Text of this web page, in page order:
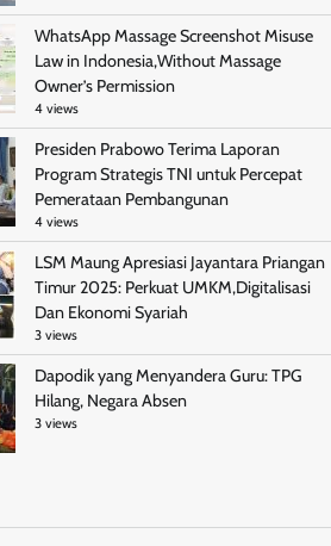
WhatsApp Massage Screenshot Misuse
Law in Indonesia,Without Massage
Owner’s Permission
4 views
Presiden Prabowo Terima Laporan
Program Strategis TNI untuk Percepat
Pemerataan Pembangunan
4 views
LSM Maung Apresiasi Jayantara Priangan
Timur 2025: Perkuat UMKM,Digitalisasi
Dan Ekonomi Syariah
3 views
Dapodik yang Menyandera Guru: TPG
Hilang, Negara Absen
3 views